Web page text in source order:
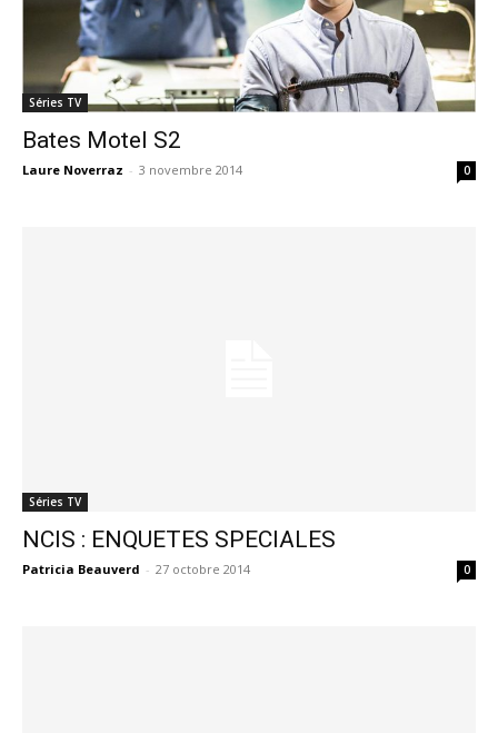
Séries TV
Bates Motel S2
Laure Noverraz - 3 novembre 2014 0
Séries TV
NCIS : ENQUETES SPECIALES
Patricia Beauverd - 27 octobre 2014 0